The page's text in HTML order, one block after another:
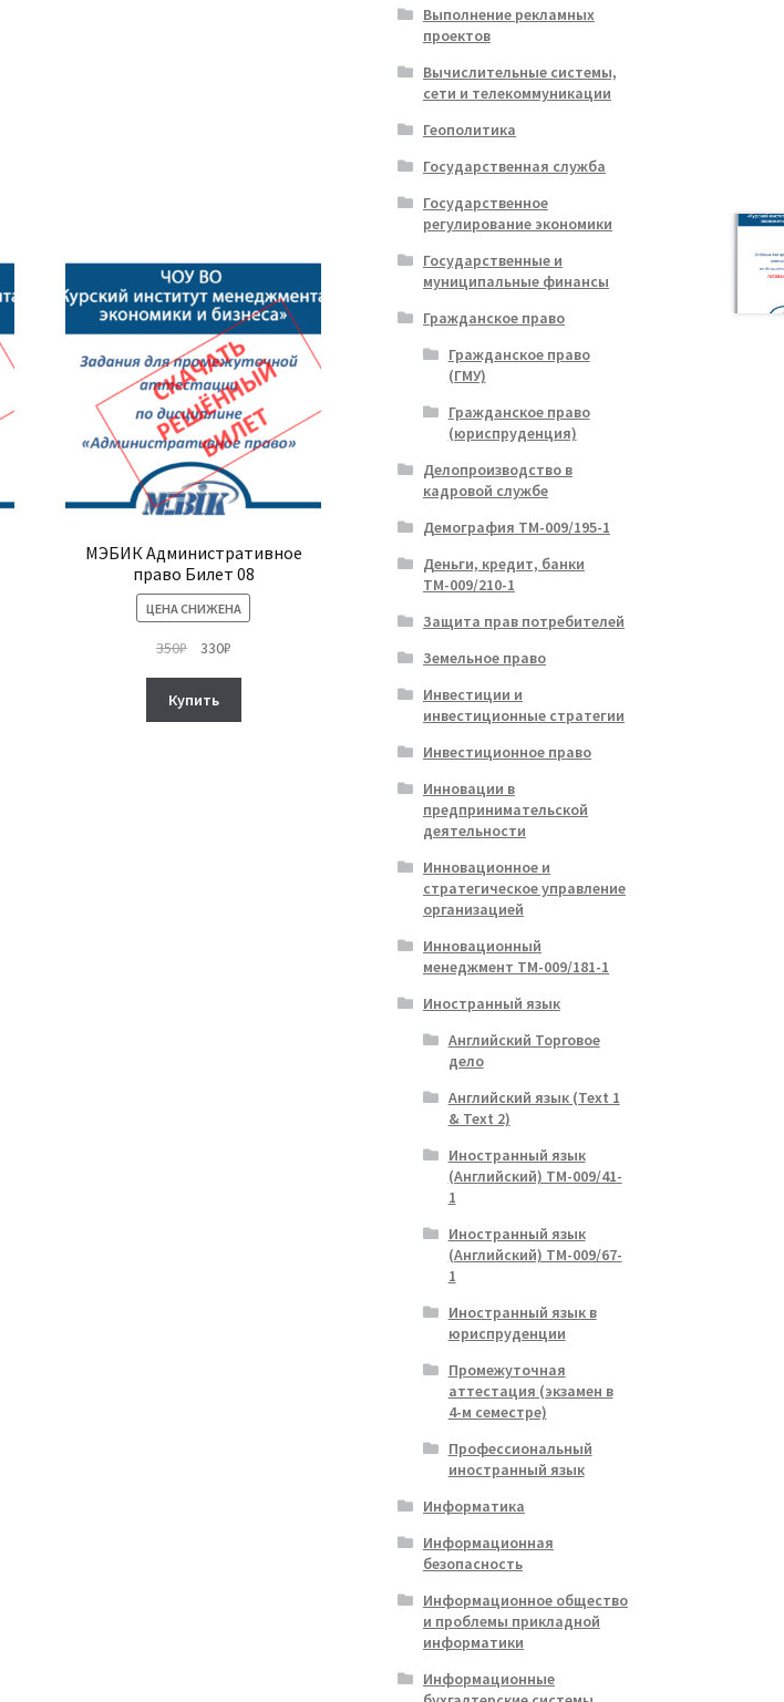
МЭБИК Административное
право Билет 08
ЦЕНА СНИЖЕНА
350₽
Первоначальная
составляла
350₽.
330₽Текущая
Купить
Выполнение рекламных
проектов
Вычислительные системы,
сети и телекоммуникации
Геополитика
Государственная служба
Государственное
регулирование экономики
Государственные и
муниципальные финансы
Гражданское право
Гражданское право
(ГМУ)
Гражданское право
(юриспруденция)
Делопроизводство в
кадровой службе
Демография ТМ-009/195-1
Деньги, кредит, банки
ТМ-009/210-1
Защита прав потребителей
Земельное право
Инвестиции и
инвестиционные стратегии
Инвестиционное право
Инновации в
предпринимательской
деятельности
Инновационное и
стратегическое управление
организацией
Инновационный
менеджмент ТМ-009/181-1
Иностранный язык
Английский Торговое
дело
Английский язык (Text 1
& Text 2)
Иностранный язык
(Английский) ТМ-009/41-
1
Иностранный язык
(Английский) ТМ-009/67-
1
Иностранный язык в
юриспруденции
Промежуточная
аттестация (экзамен в
4-м семестре)
Профессиональный
иностранный язык
Информатика
Информационная
безопасность
Информационное общество
и проблемы прикладной
информатики
Информационные